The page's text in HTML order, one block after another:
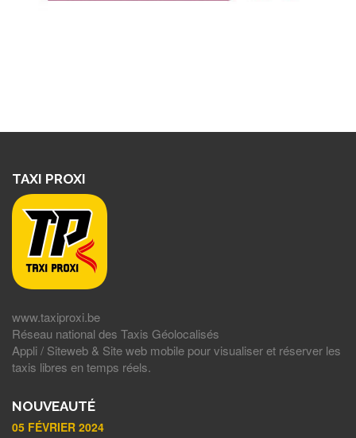
TAXI PROXI
www.taxiproxi.be
Réseau national des Taxis Géolocalisés
Appli / Siteweb & Site web mobile pour visualiser et réserver les
taxis libres en temps réels.
NOUVEAUTÉ
05 FÉVRIER 2024